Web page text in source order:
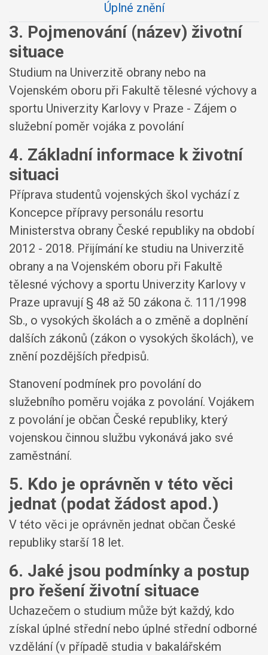
Úplné znění
3. Pojmenování (název) životní
situace
Studium na Univerzitě obrany nebo na
Vojenském oboru při Fakultě tělesné výchovy a
sportu Univerzity Karlovy v Praze - Zájem o
služební poměr vojáka z povolání
4. Základní informace k životní
situaci
Příprava studentů vojenských škol vychází z
Koncepce přípravy personálu resortu
Ministerstva obrany České republiky na období
2012 - 2018. Přijímání ke studiu na Univerzitě
obrany a na Vojenském oboru při Fakultě
tělesné výchovy a sportu Univerzity Karlovy v
Praze upravují § 48 až 50 zákona č. 111/1998
Sb., o vysokých školách a o změně a doplnění
dalších zákonů (zákon o vysokých školách), ve
znění pozdějších předpisů.
Stanovení podmínek pro povolání do
služebního poměru vojáka z povolání. Vojákem
z povolání je občan České republiky, který
vojenskou činnou službu vykonává jako své
zaměstnání.
5. Kdo je oprávněn v této věci
jednat (podat žádost apod.)
V této věci je oprávněn jednat občan České
republiky starší 18 let.
6. Jaké jsou podmínky a postup
pro řešení životní situace
Uchazečem o studium může být každý, kdo
získal úplné střední nebo úplné střední odborné
vzdělání (v případě studia v bakalářském